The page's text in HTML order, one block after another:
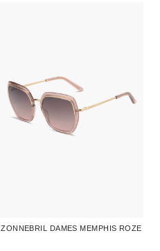
ZONNEBRIL DAMES MEMPHIS ROZE